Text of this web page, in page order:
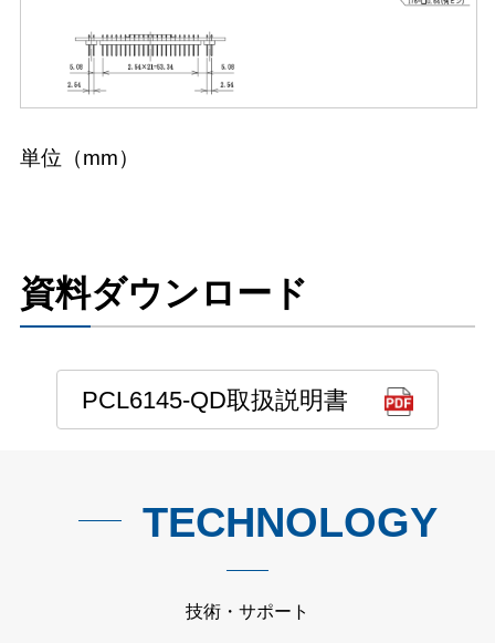
単位（mm）
資料ダウンロード
PCL6145-QD取扱説明書
TECHNOLOGY
技術・サポート